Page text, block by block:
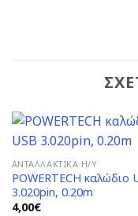
ΑΝΤΑΛΛΑΚΤΙΚΆ H/Y
POWERTECH καλώδιο
3.020pin, 0.20m
4,00€